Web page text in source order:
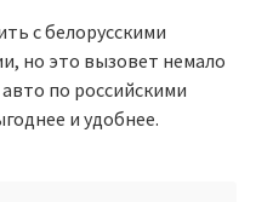
с белорусскими
но это вызовет немало
по российскими
и удобнее.